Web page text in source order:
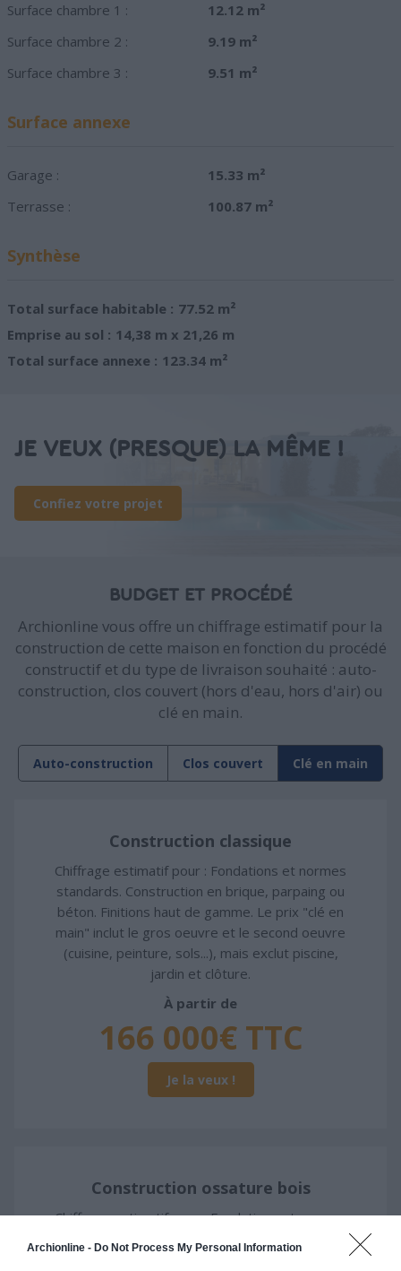
Archionline - Do Not Process My Personal Information
Surface chambre 1 :
12.12 m²
Surface chambre 2 :
9.19 m²
Surface chambre 3 :
9.51 m²
Surface annexe
Garage :
15.33 m²
Terrasse :
100.87 m²
Synthèse
Total surface habitable : 77.52 m²
Emprise au sol : 14,38 m x 21,26 m
Total surface annexe : 123.34 m²
JE VEUX (PRESQUE) LA MÊME !
Confiez votre projet
BUDGET ET PROCÉDÉ
Archionline vous offre un chiffrage estimatif pour la
construction de cette maison en fonction du procédé
constructif et du type de livraison souhaité : auto-
construction, clos couvert (hors d'eau, hors d'air) ou
clé en main.
Auto-construction Clos couvert Clé en main
Construction classique
Chiffrage estimatif pour : Fondations et normes
standards. Construction en brique, parpaing ou
béton. Finitions haut de gamme. Le prix "clé en
main" inclut le gros oeuvre et le second oeuvre
(cuisine, peinture, sols...), mais exclut piscine,
jardin et clôture.
À partir de
166 000€ TTC
Je la veux !
Construction ossature bois
Chiffrage estimatif pour : Fondations et normes
Finitions haut de gamme. Le prix "clé en main"